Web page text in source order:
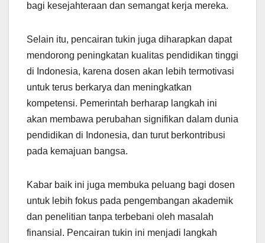
bagi kesejahteraan dan semangat kerja mereka.
Selain itu, pencairan tukin juga diharapkan dapat
mendorong peningkatan kualitas pendidikan tinggi
di Indonesia, karena dosen akan lebih termotivasi
untuk terus berkarya dan meningkatkan
kompetensi. Pemerintah berharap langkah ini
akan membawa perubahan signifikan dalam dunia
pendidikan di Indonesia, dan turut berkontribusi
pada kemajuan bangsa.
Kabar baik ini juga membuka peluang bagi dosen
untuk lebih fokus pada pengembangan akademik
dan penelitian tanpa terbebani oleh masalah
finansial. Pencairan tukin ini menjadi langkah